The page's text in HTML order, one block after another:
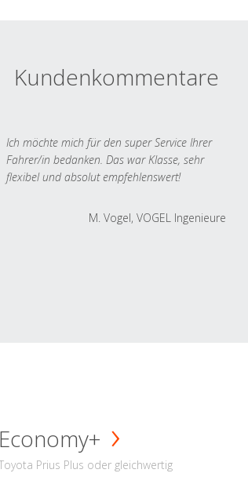
Kundenkommentare
Ich möchte mich für den super Service Ihrer
Fahrer/in bedanken. Das war Klasse, sehr
flexibel und absolut empfehlenswert!
M. Vogel, VOGEL Ingenieure
Economy+
Prius Plus oder gleichwertig